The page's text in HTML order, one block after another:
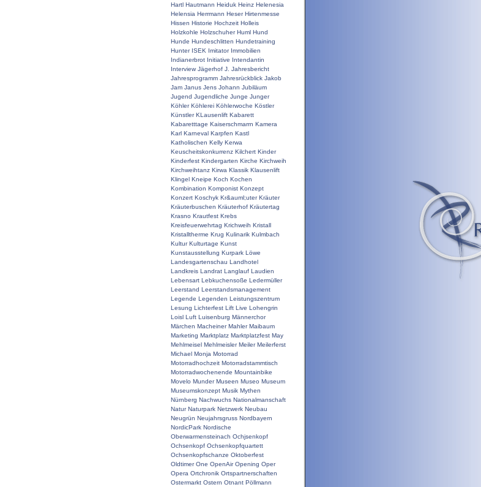
Hartl Hautmann Heiduk Heinz Helenesia
Helensia Herrmann Heser Hirtenmesse
Hissen Historie Hochzeit Holleis
Holzkohle Holzschuher Huml Hund
Hunde Hundeschlitten Hundetraining
Hunter ISEK Imitator Immobilien
Indianerbrot Initiative Intendantin
Interview Jägerhof J. Jahresbericht
Jahresprogramm Jahresrückblick Jakob
Jam Janus Jens Johann Jubiläum
Jugend Jugendliche Junge Junger
Köhler Köhlerei Köhlerwoche Köstler
Künstler KLausenlift Kabarett
Kabaretttage Kaiserschmarrn Kamera
Karl Karneval Karpfen Kastl
Katholischen Kelly Kerwa
Keuscheitskonkurrenz Kilchert Kinder
Kinderfest Kindergarten Kirche Kirchweih
Kirchweihtanz Kirwa Klassik Klausenlift
Klingel Kneipe Koch Kochen
Kombination Komponist Konzept
Konzert Koschyk Kr&auml;uter Kräuter
Kräuterbuschen Kräuterhof Kräutertag
Krasno Krautfest Krebs
Kreisfeuerwehrtag Krichweih Kristall
Kristalltherme Krug Kulinarik Kulmbach
Kultur Kulturtage Kunst
Kunstausstellung Kurpark Löwe
Landesgartenschau Landhotel
Landkreis Landrat Langlauf Laudien
Lebensart Lebkuchensoße Ledermüller
Leerstand Leerstandsmanagement
Legende Legenden Leistungszentrum
Lesung Lichterfest Lift Live Lohengrin
Loisl Luft Luisenburg Männerchor
Märchen Macheiner Mahler Maibaum
Marketing Marktplatz Marktplatzfest May
Mehlmeisel Mehlmeisler Meiler Meilerferst
Michael Monja Motorrad
Motorradhochzeit Motorradstammtisch
Motorradwochenende Mountainbike
Movelo Munder Museen Museo Museum
Museumskonzept Musik Mythen
Nürnberg Nachwuchs Nationalmanschaft
Natur Naturpark Netzwerk Neubau
Neugrün Neujahrsgruss Nordbayern
NordicPark Nordische
Oberwarmensteinach Ochjsenkopf
Ochsenkopf Ochsenkopfquartett
Ochsenkopfschanze Oktoberfest
Oldtimer One OpenAir Opening Oper
Opera Ortchronik Ortspartnerschaften
Ostermarkt Ostern Otnant Pöllmann